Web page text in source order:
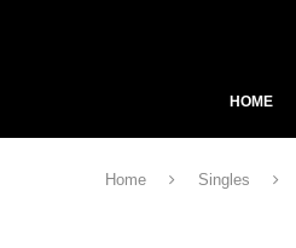
HOME
Home Singles